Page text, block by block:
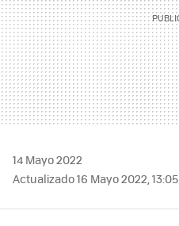
14 Mayo 2022
Actualizado 16 Mayo 2022, 13:05